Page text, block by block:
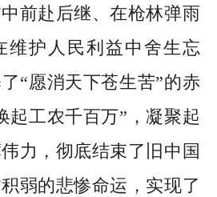
前赴后继、在枪林弹雨
维护人民利益中舍生忘
“愿消天下苍生苦”的赤
起工农千百万”，凝聚起
力，彻底结束了旧中国
弱的悲惨命运，实现了